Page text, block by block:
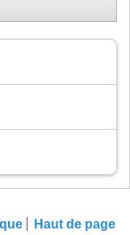
Haut de page